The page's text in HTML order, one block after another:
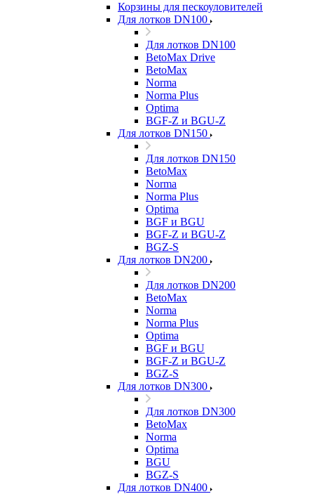
Корзины для пескоуловителей
Для лотков DN100
Для лотков DN100
BetoMax Drive
BetoMax
Norma
Norma Plus
Optima
BGF-Z и BGU-Z
Для лотков DN150
Для лотков DN150
BetoMax
Norma
Norma Plus
Optima
BGF и BGU
BGF-Z и BGU-Z
BGZ-S
Для лотков DN200
Для лотков DN200
BetoMax
Norma
Norma Plus
Optima
BGF и BGU
BGF-Z и BGU-Z
BGZ-S
Для лотков DN300
Для лотков DN300
BetoMax
Norma
Optima
BGU
BGZ-S
Для лотков DN400